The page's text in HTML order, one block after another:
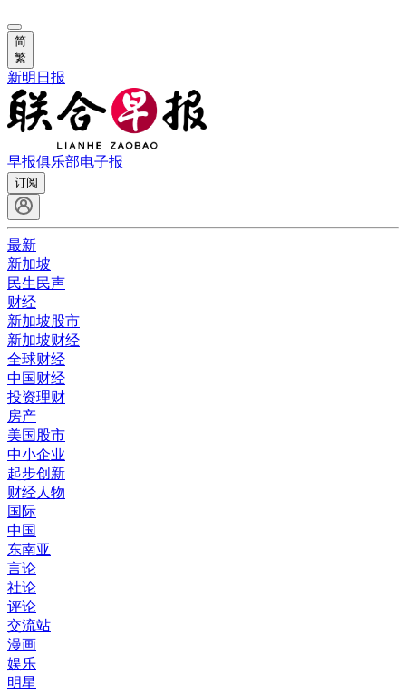
简
繁
新明日报
早报俱乐部电子报
订阅
最新
新加坡
民生民声
财经
新加坡股市
新加坡财经
全球财经
中国财经
投资理财
房产
美国股市
中小企业
起步创新
财经人物
国际
中国
东南亚
言论
社论
评论
交流站
漫画
娱乐
明星